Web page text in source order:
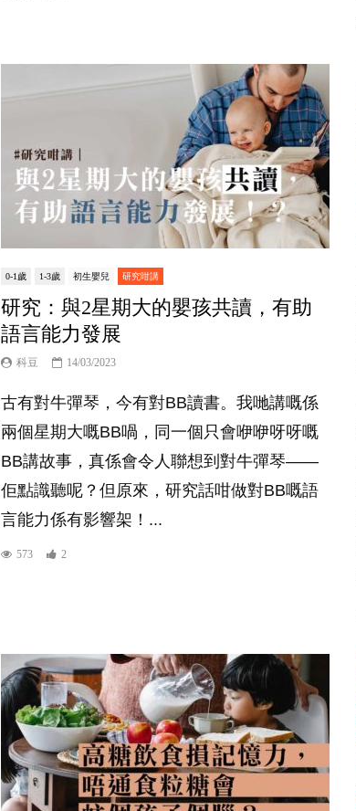
0-1歲 1-3歲 初生嬰兒 研究咁講
研究：與2星期大的嬰孩共讀，有助
語言能力發展
科豆 14/03/2023
古有對牛彈琴，今有對BB讀書。我哋講嘅係
兩個星期大嘅BB喎，同一個只會咿咿呀呀嘅
BB講故事，真係會令人聯想到對牛彈琴——
佢點識聽呢？但原來，研究話咁做對BB嘅語
言能力係有影響架！...
573 2